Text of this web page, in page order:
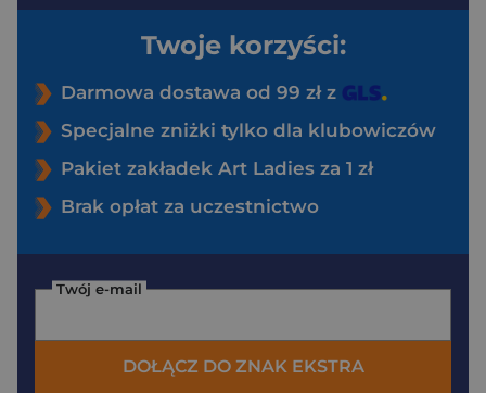
Twoje korzyści:
Darmowa dostawa od 99 zł z
Specjalne zniżki tylko dla klubowiczów
Pakiet zakładek Art Ladies za 1 zł
Brak opłat za uczestnictwo
Twój e-mail
DOŁĄCZ DO ZNAK EKSTRA